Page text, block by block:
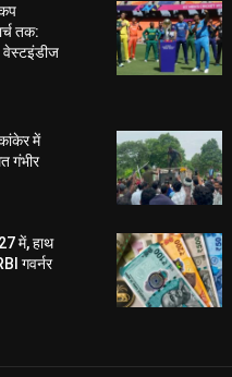
तक:
वेस्टइंडीज
में
गंभीर
में, हाथ
गवर्नर